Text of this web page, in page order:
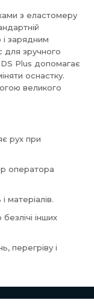
з еластомеру
і зарядним
для зручного
Plus допомагає
оснастку.
великого
рух при
оператора
матеріалів.
інших
перегріву і